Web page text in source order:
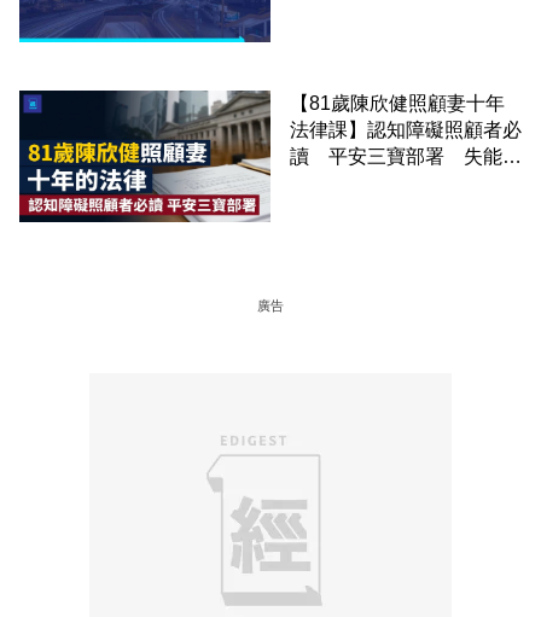
【81歲陳欣健照顧妻十年
法律課】認知障礙照顧者必
讀 平安三寶部署 失能前
廣告